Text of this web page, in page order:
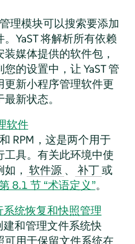
理模块可以搜索要添加
YaST 将解析所有依赖
媒体提供的软件包，
的设置中，让 YaST 管
更新小程序管理软件更
新状态。
软件
RPM，这是两个用于
工具。有关此环境中使
， 软件源 、 补丁 或
8.1 节 “术语定义”。
系统恢复和快照管理
建和管理文件系统快
可用于保留文件系统在